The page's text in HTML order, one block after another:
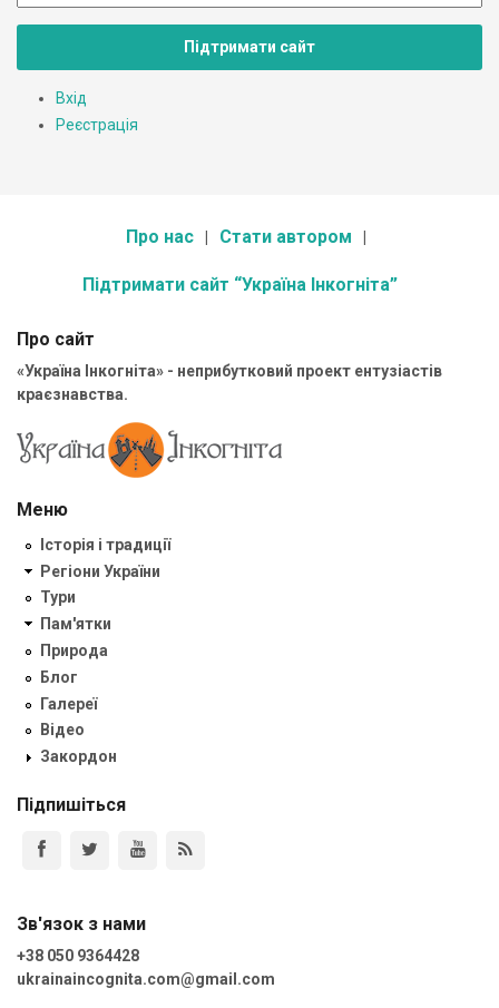
Підтримати сайт
Вхід
Реєстрація
Про нас Стати автором
Підтримати сайт “Україна Інкогніта”
Про сайт
«Україна Інкогніта» - неприбутковий проект ентузіастів
краєзнавства.
Меню
Історія і традиції
Регіони України
Тури
Пам'ятки
Природа
Блог
Галереї
Відео
Закордон
Підпишіться
Зв'язок з нами
+38 050 9364428
ukrainaincognita.com@gmail.com